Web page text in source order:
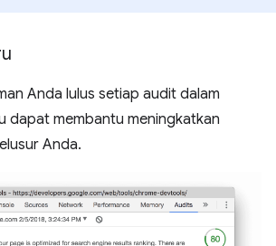
Anda lulus setiap audit dalam
dapat membantu meningkatkan
Anda.